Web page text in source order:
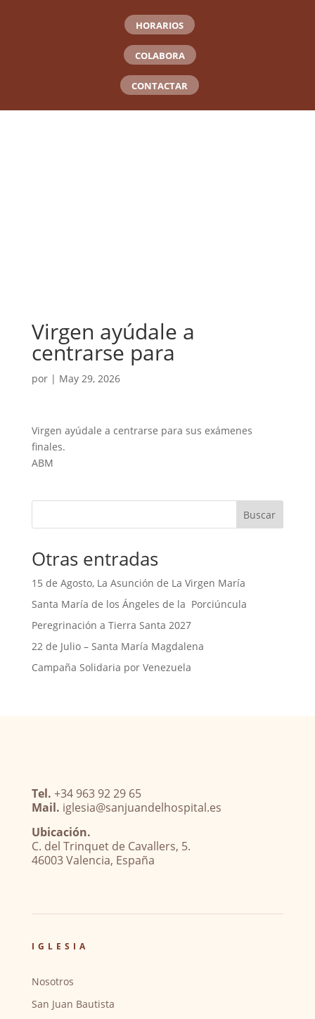
HORARIOS
COLABORA
CONTACTAR
Virgen ayúdale a
centrarse para
por | May 29, 2026
Virgen ayúdale a centrarse para sus exámenes
finales.
ABM
Buscar
Otras entradas
15 de Agosto, La Asunción de La Virgen María
Santa María de los Ángeles de la Porciúncula
Peregrinación a Tierra Santa 2027
22 de Julio – Santa María Magdalena
Campaña Solidaria por Venezuela
Tel. +34 963 92 29 65
Mail. iglesia@sanjuandelhospital.es
Ubicación.
C. del Trinquet de Cavallers, 5.
46003 Valencia, España
IGLESIA
Nosotros
San Juan Bautista